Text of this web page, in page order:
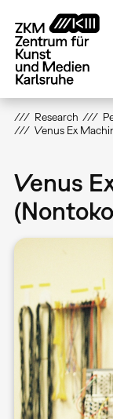
zum
Inhalt
Research
Venus Ex
Venus